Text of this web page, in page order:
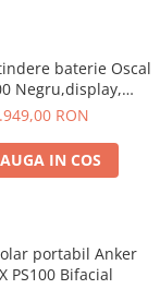
baterie Oscal
Negru,display,
cu Oscal PowerMax
RON
IN COS
portabil Anker
PS100 Bifacial